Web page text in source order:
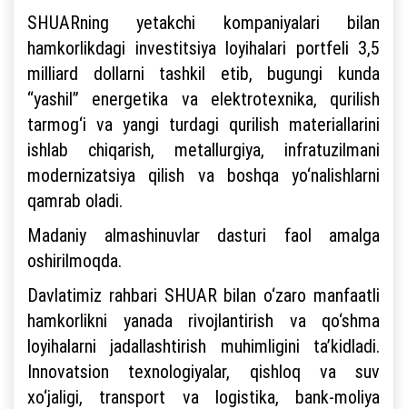
SHUARning yetakchi kompaniyalari bilan
hamkorlikdagi investitsiya loyihalari portfeli 3,5
milliard dollarni tashkil etib, bugungi kunda
“yashil” energetika va elektrotexnika, qurilish
tarmog‘i va yangi turdagi qurilish materiallarini
ishlab chiqarish, metallurgiya, infratuzilmani
modernizatsiya qilish va boshqa yo‘nalishlarni
qamrab oladi.
Madaniy almashinuvlar dasturi faol amalga
oshirilmoqda.
Davlatimiz rahbari SHUAR bilan o‘zaro manfaatli
hamkorlikni yanada rivojlantirish va qo‘shma
loyihalarni jadallashtirish muhimligini ta’kidladi.
Innovatsion texnologiyalar, qishloq va suv
xo‘jaligi, transport va logistika, bank-moliya